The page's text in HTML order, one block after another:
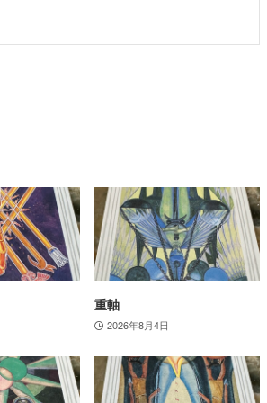
重軸
2026年8月4日